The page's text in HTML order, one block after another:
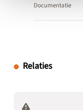
Documentatie
Relaties